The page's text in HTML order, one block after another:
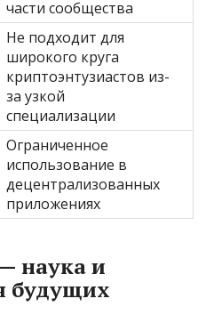
части сообщества
Не подходит для
широкого круга
криптоэнтузиастов из-
за узкой
специализации
Ограниченное
использование в
децентрализованных
приложениях
наука и
будущих